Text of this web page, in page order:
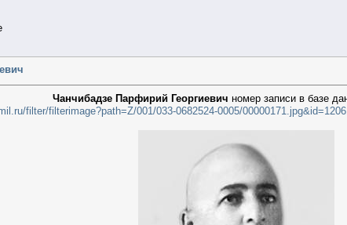
Чанчибадзе Парфирий Георгиевич номер записи в базе
filter/filterimage?path=Z/001/033-0682524-0005/